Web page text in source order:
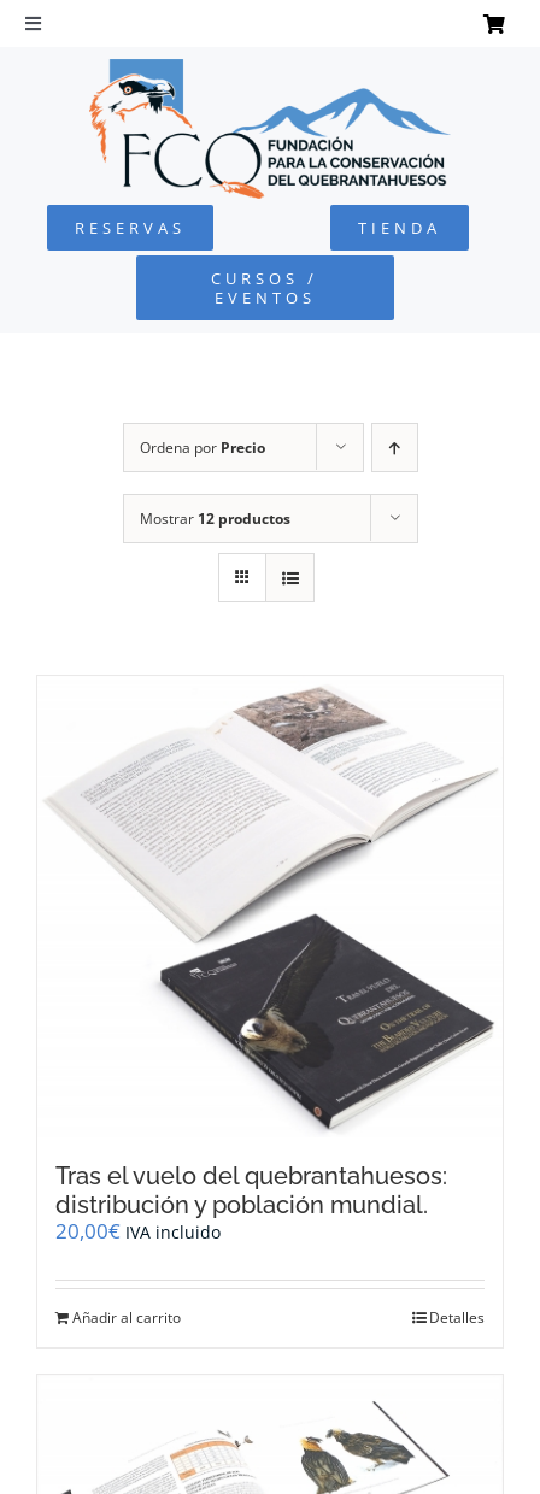
Saltar
Toggle
Navigation
QUEBRANTAHUESOS
FUNDACIÓN
CARRITO
RESERVAS TIENDA
CURSOS /
EVENTOS
Ordena por Precio
Mostrar 12 productos
Tras el vuelo del quebrantahuesos:
distribución y población mundial.
20,00€ IVA incluido
Añadir al carrito Detalles